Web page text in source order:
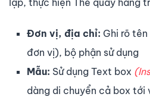
lập, thực hiện Thẻ quầy hàng
Đơn vị, địa chỉ: Ghi rõ
đơn vị), bộ phận sử dụng
Mẫu: Sử dụng Text box
dàng di chuyển cả box tới